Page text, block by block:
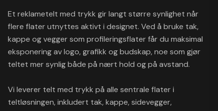
Et reklametelt med trykk gir langt større synlighet når
flere flater utnyttes aktivt i designet. Ved å bruke tak,
kappe og vegger som profileringsflater får du maksimal
eksponering av logo, grafikk og budskap, noe som gjør
teltet mer synlig både på nært hold og på avstand.
Vi leverer telt med trykk på alle sentrale flater i
teltløsningen, inkludert tak, kappe, sidevegger,